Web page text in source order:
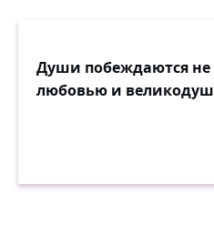
Души побеждаются
любовью и